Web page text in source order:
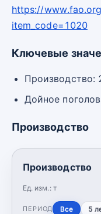
https://
item_code=1020
Ключевые
Производство:
Дойное
Производство
Производство
Ед. изм.: т
ПЕРИОД Все 5